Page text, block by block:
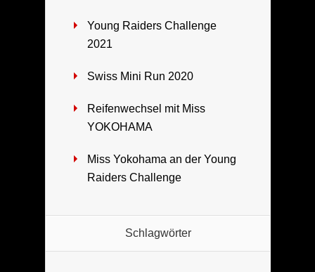
Young Raiders Challenge
2021
Swiss Mini Run 2020
Reifenwechsel mit Miss
YOKOHAMA
Miss Yokohama an der Young
Raiders Challenge
Schlagwörter